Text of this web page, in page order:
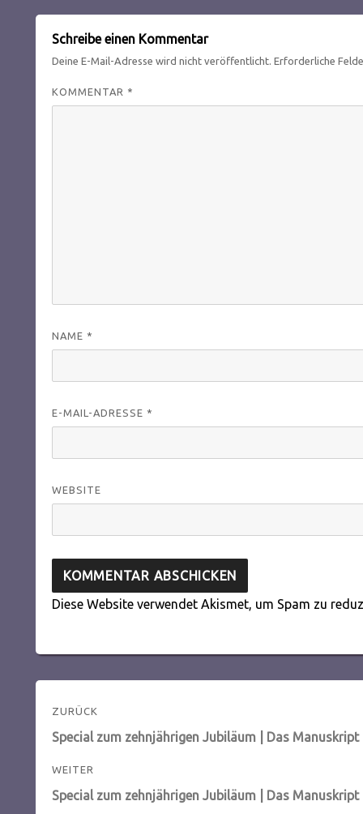
Schreibe einen Kommentar
Deine E-Mail-Adresse wird nicht veröffentlicht. Erforderliche
KOMMENTAR *
NAME *
E-MAIL-ADRESSE *
WEBSITE
Diese Website verwendet Akismet, um Spam zu
Beitragsnavigation
ZURÜCK
Vorheriger
Special zum zehnjährigen Jubiläum | Das Manuskript
WEITER
Nächster
Special zum zehnjährigen Jubiläum | Das